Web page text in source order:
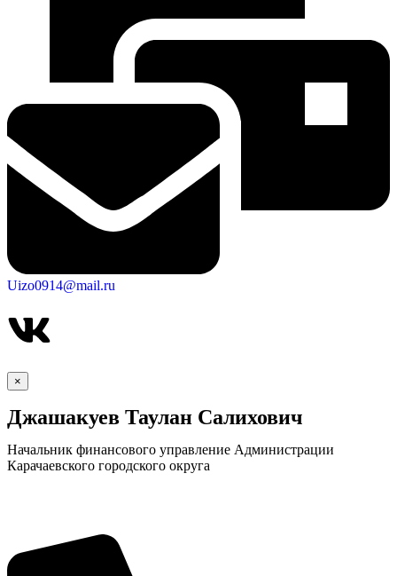
Дума
Uizo0914@mail.ru
×
Джашакуев Таулан Салихович
Начальник финансового управление Администрации
Карачаевского городского округа